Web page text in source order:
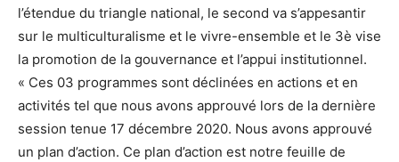
l’étendue du triangle national, le second va s’appesantir
sur le multiculturalisme et le vivre-ensemble et le 3è vise
la promotion de la gouvernance et l’appui institutionnel.
« Ces 03 programmes sont déclinées en actions et en
activités tel que nous avons approuvé lors de la dernière
session tenue 17 décembre 2020. Nous avons approuvé
un plan d’action. Ce plan d’action est notre feuille de